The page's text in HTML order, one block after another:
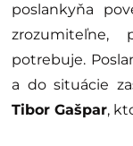
poslankyňa
potrebuje.
a do situácie
Tibor Gašpar,